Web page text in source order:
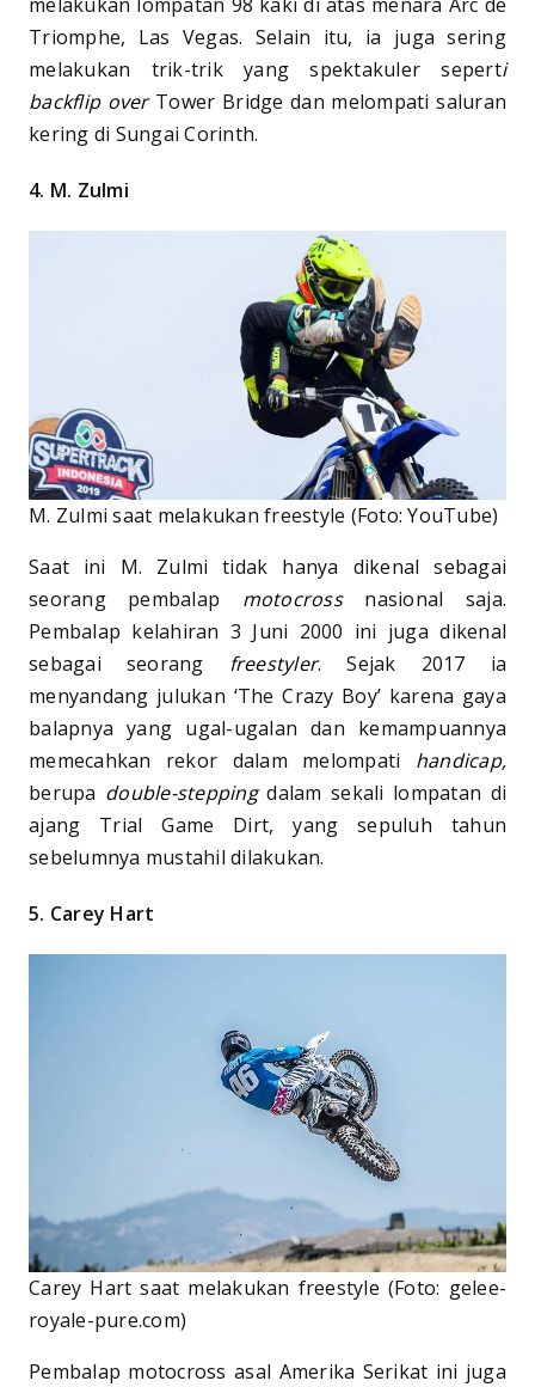
Triomphe, Las Vegas. Selain itu, ia juga sering
melakukan trik-trik yang spektakuler seperti
backflip overTower Bridge dan melompati saluran
kering di Sungai Corinth.
4. M. Zulmi
M. Zulmi saat melakukan freestyle (Foto: YouTube)
Saat ini M. Zulmi tidak hanya dikenal sebagai
seorang pembalap motocrossnasional saja.
Pembalap kelahiran 3 Juni 2000 ini juga dikenal
sebagai seorang freestyler. Sejak 2017 ia
menyandang julukan ‘The Crazy Boy’ karena gaya
balapnya yang ugal-ugalan dan kemampuannya
memecahkan rekor dalam melompati handicap,
berupa double-steppingdalam sekali lompatan di
ajang Trial Game Dirt, yang sepuluh tahun
sebelumnya mustahil dilakukan.
5. Carey Hart
Carey Hart saat melakukan freestyle (Foto: gelee-
royale-pure.com)
Pembalap motocross asal Amerika Serikat ini juga